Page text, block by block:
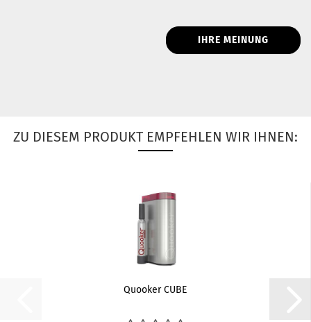
IHRE MEINUNG
ZU DIESEM PRODUKT EMPFEHLEN WIR IHNEN:
Quooker CUBE